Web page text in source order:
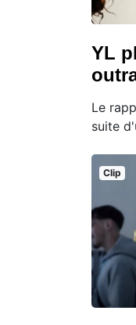
YL
Le
suite
Clip